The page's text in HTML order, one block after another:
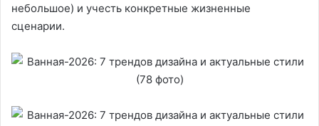
небольшое) и учесть конкретные жизненные
сценарии.